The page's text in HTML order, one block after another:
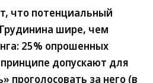
что потенциальный
шире, чем
25% опрошенных
допускают для
проголосовать за него (в